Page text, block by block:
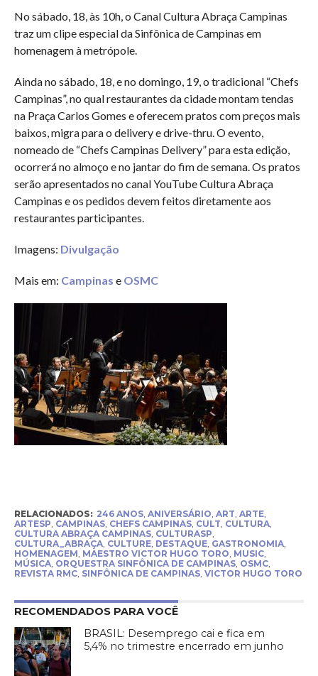
No sábado, 18, às 10h, o Canal Cultura Abraça Campinas
traz um clipe especial da Sinfônica de Campinas em
homenagem à metrópole.
Ainda no sábado, 18, e no domingo, 19, o tradicional “Chefs
Campinas”, no qual restaurantes da cidade montam tendas
na Praça Carlos Gomes e oferecem pratos com preços mais
baixos, migra para o delivery e drive-thru. O evento,
nomeado de “Chefs Campinas Delivery” para esta edição,
ocorrerá no almoço e no jantar do fim de semana. Os pratos
serão apresentados no canal YouTube Cultura Abraça
Campinas e os pedidos devem feitos diretamente aos
restaurantes participantes.
Imagens: Divulgação
Mais em: Campinas e OSMC
RELACIONADOS: 246 ANOS, ANIVERSÁRIO, ART, ARTE,
ARTESP, CAMPINAS, CHEFS CAMPINAS, CULT, CULTURA,
CULTURA ABRAÇA CAMPINAS, CULTURASP,
CULTURA_ABRAÇA, CULTURE, DESTAQUE, GASTRONOMIA,
HOMENAGEM, MAESTRO VICTOR HUGO TORO, MUSIC,
MÚSICA, ORQUESTRA SINFÔNICA DE CAMPINAS, OSMC,
REVISTA RMC, SINFÔNICA DE CAMPINAS, VICTOR HUGO TORO
RECOMENDADOS PARA VOCÊ
BRASIL: Desemprego cai e fica em
5,4% no trimestre encerrado em junho